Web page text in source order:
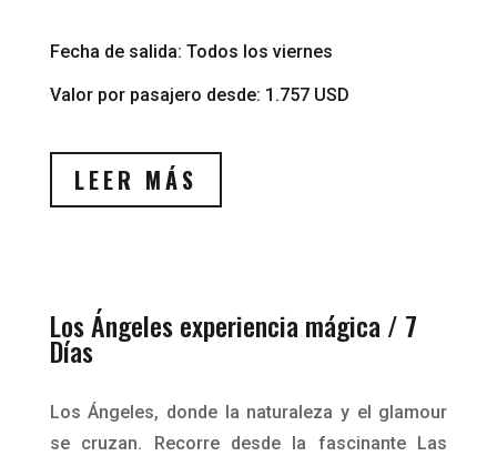
Fecha de salida: Todos los viernes
Valor por pasajero desde: 1.757 USD
LEER MÁS
Los Ángeles experiencia mágica / 7
Días
Los Ángeles, donde la naturaleza y el glamour
se cruzan. Recorre desde la fascinante Las